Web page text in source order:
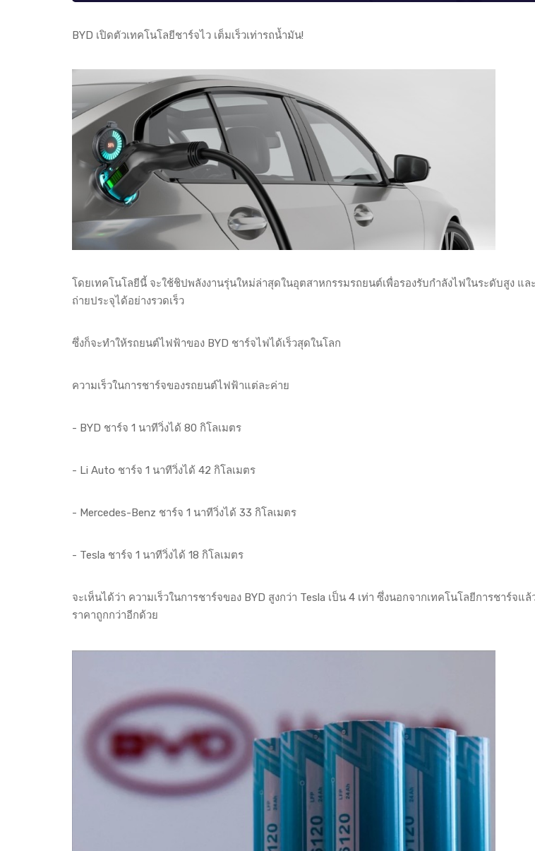
BYD เปิดตัวเทคโนโลยีชาร์จไว เต็มเร็วเท่ารถน้ำมัน!
โดยเทคโนโลยีนี้ จะใช้ชิปพลังงานรุ่นใหม่ล่าสุดในอุตสาหกรรมรถยนต์เพื่อรองรับกำลังไฟในระดับสูง แ
ถ่ายประจุได้อย่างรวดเร็ว
ซึ่งก็จะทำให้รถยนต์ไฟฟ้าของ BYD ชาร์จไฟได้เร็วสุดในโลก
ความเร็วในการชาร์จของรถยนต์ไฟฟ้าแต่ละค่าย
- BYD ชาร์จ 1 นาทีวิ่งได้ 80 กิโลเมตร
- Li Auto ชาร์จ 1 นาทีวิ่งได้ 42 กิโลเมตร
- Mercedes-Benz ชาร์จ 1 นาทีวิ่งได้ 33 กิโลเมตร
- Tesla ชาร์จ 1 นาทีวิ่งได้ 18 กิโลเมตร
จะเห็นได้ว่า ความเร็วในการชาร์จของ BYD สูงกว่า Tesla เป็น 4 เท่า ซึ่งนอกจากเทคโนโลยีการชาร์จแ
ราคาถูกกว่าอีกด้วย